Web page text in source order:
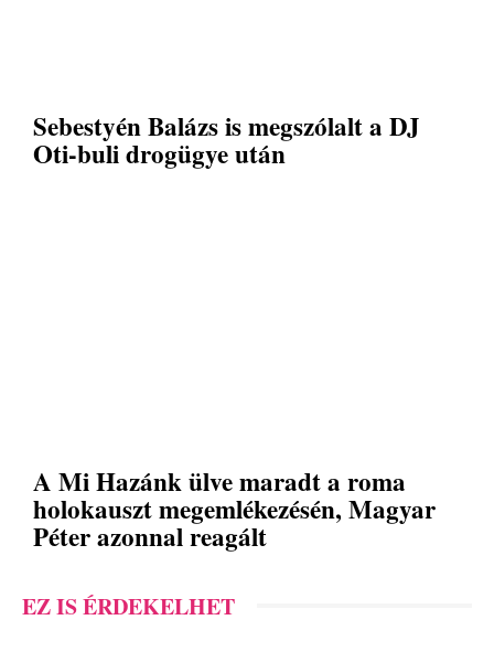
Sebestyén Balázs is megszólalt a DJ
Oti-buli drogügye után
A Mi Hazánk ülve maradt a roma
holokauszt megemlékezésén, Magyar
Péter azonnal reagált
EZ IS ÉRDEKELHET